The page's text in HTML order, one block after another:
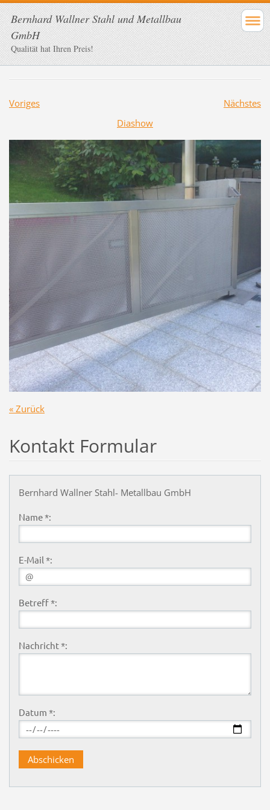
Bernhard Wallner Stahl und Metallbau
GmbH
Qualität hat Ihren Preis!
Voriges
Nächstes
Diashow
« Zurück
Kontakt Formular
Bernhard Wallner Stahl- Metallbau GmbH
Name *:
E-Mail *:
Betreff *:
Nachricht *:
Datum *: